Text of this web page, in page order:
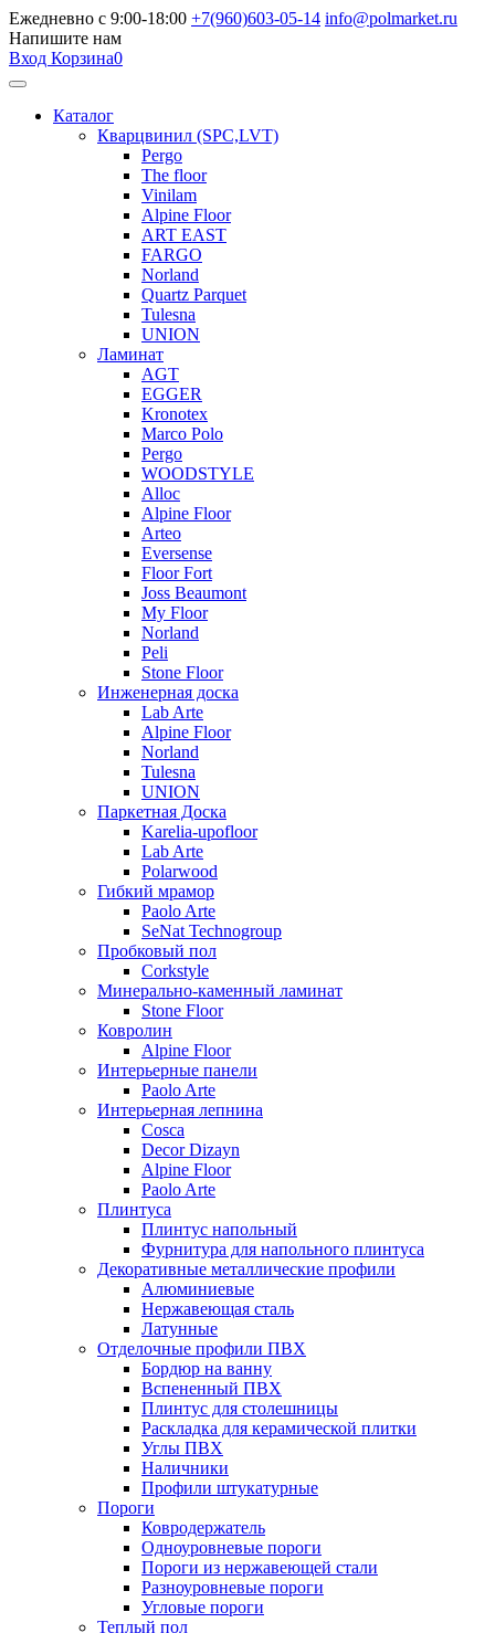
Ежедневно с 9:00-18:00 +7(960)603-05-14 info@polmarket.ru
Напишите нам
Вход Корзина0
Каталог
Кварцвинил (SPC,LVT)
Pergo
The floor
Vinilam
Alpine Floor
ART EAST
FARGO
Norland
Quartz Parquet
Tulesna
UNION
Ламинат
AGT
EGGER
Kronotex
Marco Polo
Pergo
WOODSTYLE
Alloc
Alpine Floor
Arteo
Eversense
Floor Fort
Joss Beaumont
My Floor
Norland
Peli
Stone Floor
Инженерная доска
Lab Arte
Alpine Floor
Norland
Tulesna
UNION
Паркетная Доска
Karelia-upofloor
Lab Arte
Polarwood
Гибкий мрамор
Paolo Arte
SeNat Technogroup
Пробковый пол
Corkstyle
Минерально-каменный ламинат
Stone Floor
Ковролин
Alpine Floor
Интерьерные панели
Paolo Arte
Интерьерная лепнина
Cosca
Decor Dizayn
Alpine Floor
Paolo Arte
Плинтуса
Плинтус напольный
Фурнитура для напольного плинтуса
Декоративные металлические профили
Алюминиевые
Нержавеющая сталь
Латунные
Отделочные профили ПВХ
Бордюр на ванну
Вспененный ПВХ
Плинтус для столешницы
Раскладка для керамической плитки
Углы ПВХ
Наличники
Профили штукатурные
Пороги
Ковродержатель
Одноуровневые пороги
Пороги из нержавеющей стали
Разноуровневые пороги
Угловые пороги
Теплый пол